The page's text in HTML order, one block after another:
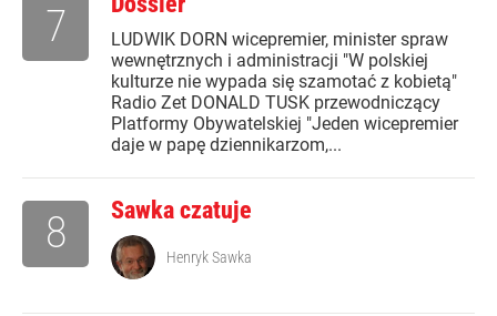
LUDWIK DORN wicepremier, minister spraw
wewnętrznych i administracji "W polskiej
kulturze nie wypada się szamotać z kobietą"
Radio Zet DONALD TUSK przewodniczący
Platformy Obywatelskiej "Jeden wicepremier
daje w papę dziennikarzom,...
7
Sawka czatuje
8 Henryk Sawka